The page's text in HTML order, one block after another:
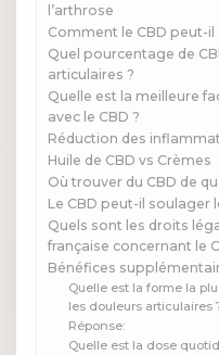
l’arthrose
Comment le CBD peut-il
Quel pourcentage de
articulaires ?
Quelle est la meilleure
avec le CBD ?
Réduction des
Huile de CBD vs Crèmes
Où trouver du CBD de
Le CBD peut-il soulager
Quels sont les droits
française concernant le
Bénéfices
Quelle est la forme la
les douleurs articulaires
Réponse:
Quelle est la dose